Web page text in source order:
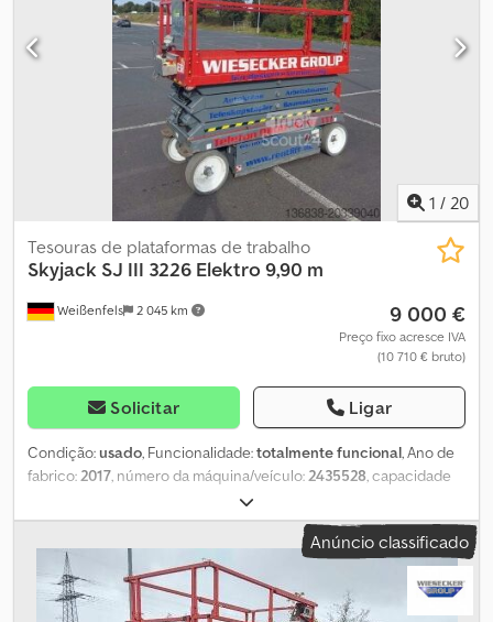
Acqsr Extensão da plataforma: 0,91 m Dimensões da plataforma (C
x L): 1,63 m x 0,66 m Dimensões totais (C x L x A): 1,78 m x 0,81 m x
2,10 m Peso: 1.312 kg Carga máxima: 227 kg Capacidade de carga
com distribuição: 114 kg Velocidade de deslocamento: 1,1 km/h - 3,1
km/h Máx. capacidade de subida: 25% Plenamente funcional
Condição geral de uso Entrega opcional possível Aluguer
1 / 20
Weißenfels 2 045 km
Tesouras de plataformas de trabalho
Skyjack SJ III 3226 Elektro 9,90 m
9 000 €
Preço fixo acresce IVA
(10 710 € bruto)
Solicitar Ligar
Condição:usado, Funcionalidade:totalmente funcional, Ano de
fabrico:2017, número da máquina/veículo:2435528, capacidade
, tipo de mastro:telescópico
7 920 mm, comprimento da plataforma:2 130 mm, largura da
plataforma:710 mm, peso total:1 890 kg, comprimento de
transporte:
2 320 mm, largura de transporte:
, altura de
transporte:
1 910 mm, tipo de combustível: elétrico
, tamanho do
pneu:16 x 5 x 12, cor:vermelho, Equipamento:tração integral,
Anúncio classificado